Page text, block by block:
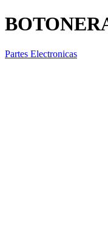
Partes Electronicas